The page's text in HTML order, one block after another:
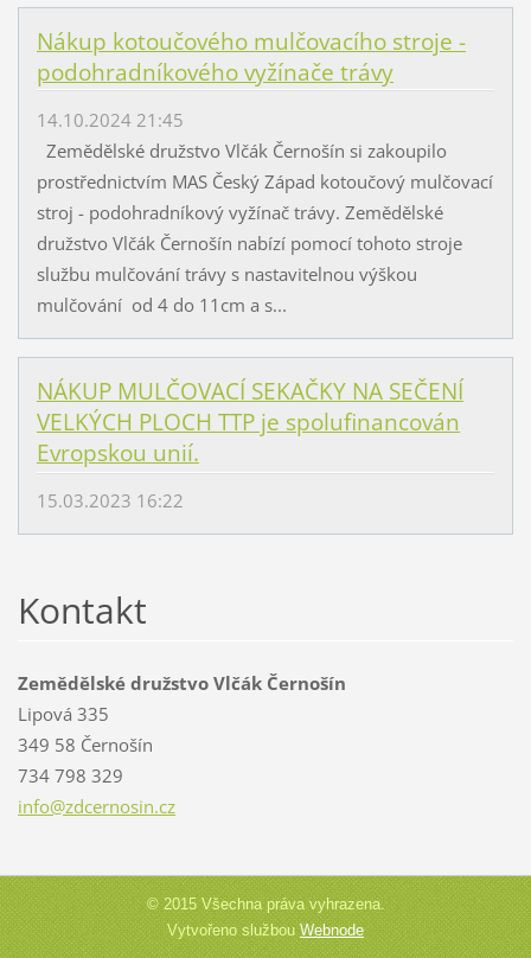
Nákup kotoučového mulčovacího stroje -
podohradníkového vyžínače trávy
14.10.2024 21:45
Zemědělské družstvo Vlčák Černošín si zakoupilo
prostřednictvím MAS Český Západ kotoučový mulčovací
stroj - podohradníkový vyžínač trávy. Zemědělské
družstvo Vlčák Černošín nabízí pomocí tohoto stroje
službu mulčování trávy s nastavitelnou výškou
mulčování od 4 do 11cm a s...
NÁKUP MULČOVACÍ SEKAČKY NA SEČENÍ
VELKÝCH PLOCH TTP je spolufinancován
Evropskou unií.
15.03.2023 16:22
Kontakt
Zemědělské družstvo Vlčák Černošín
Lipová 335
349 58 Černošín
734 798 329
info@zdcernosin.cz
© 2015 Všechna práva vyhrazena.
Vytvořeno službouWebnode